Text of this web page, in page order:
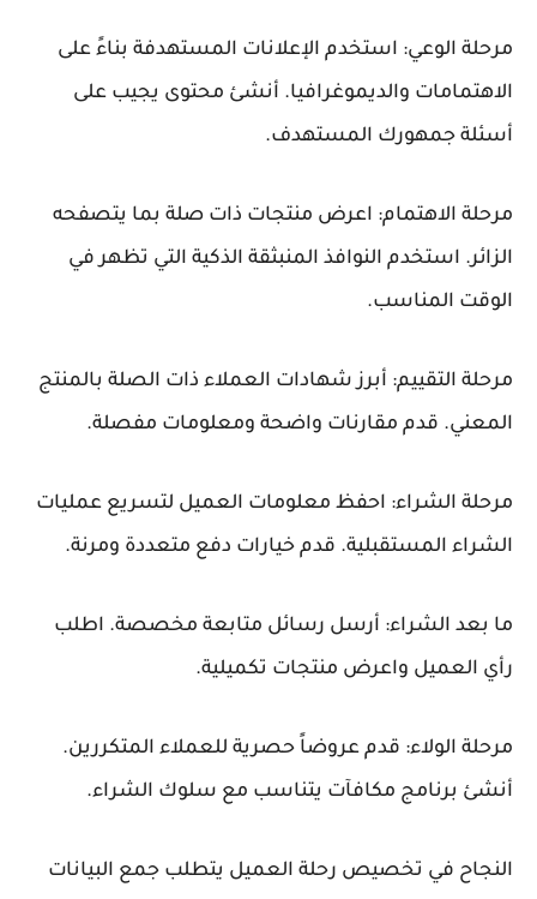
مرحلة الوعي: استخدم الإعلانات المستهدفة بناءً على
الاهتمامات والديموغرافيا. أنشئ محتوى يجيب على
أسئلة جمهورك المستهدف.
مرحلة الاهتمام: اعرض منتجات ذات صلة بما يتصفحه
الزائر. استخدم النوافذ المنبثقة الذكية التي تظهر في
الوقت المناسب.
مرحلة التقييم: أبرز شهادات العملاء ذات الصلة بالمنتج
المعني. قدم مقارنات واضحة ومعلومات مفصلة.
مرحلة الشراء: احفظ معلومات العميل لتسريع عمليات
الشراء المستقبلية. قدم خيارات دفع متعددة ومرنة.
ما بعد الشراء: أرسل رسائل متابعة مخصصة. اطلب
رأي العميل واعرض منتجات تكميلية.
مرحلة الولاء: قدم عروضاً حصرية للعملاء المتكررين.
أنشئ برنامج مكافآت يتناسب مع سلوك الشراء.
النجاح في تخصيص رحلة العميل يتطلب جمع البيانات